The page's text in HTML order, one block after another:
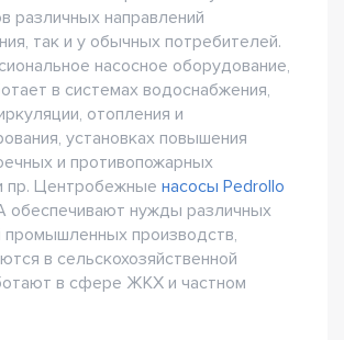
различных направлений
так и у обычных потребителей.
насосное оборудование,
в системах водоснабжения,
отопления и
установках повышения
и противопожарных
пр. Центробежные насосы Pedrollo
обеспечивают нужды различных
промышленных производств,
в сельскохозяйственной
в сфере ЖКХ и частном